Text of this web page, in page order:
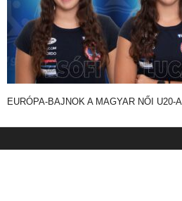
EURÓPA-BAJNOK A MAGYAR NŐI U20-